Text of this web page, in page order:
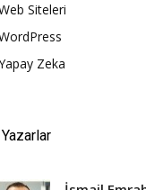
Siteleri
Zeka
Yazarlar